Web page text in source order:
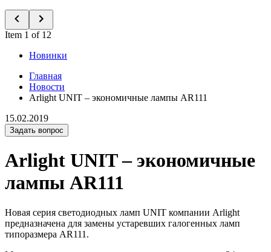
Item 1 of 12
Новинки
Главная
Новости
Arlight UNIT – экономичные лампы AR111
15.02.2019
Задать вопрос
Arlight UNIT – экономичные
лампы AR111
Новая серия светодиодных ламп UNIT компании Arlight
предназначена для замены устаревших галогенных ламп
типоразмера AR111.